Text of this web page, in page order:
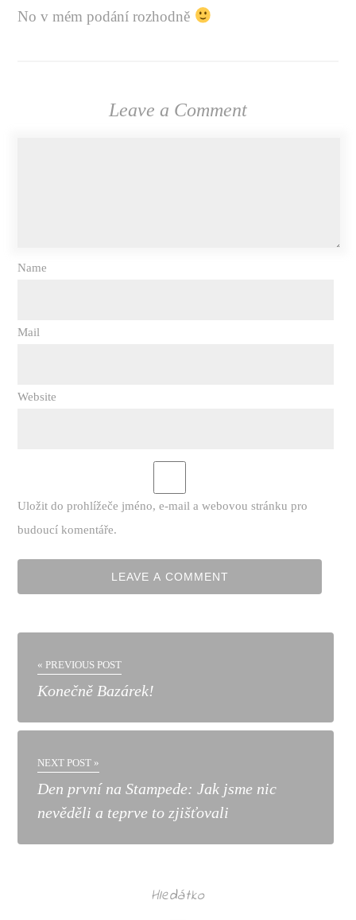
No v mém podání rozhodně
Leave a Comment
Name
Mail
Website
Uložit do prohlížeče jméno, e-mail a webovou stránku pro
budoucí komentáře.
« PREVIOUS POST
Konečně Bazárek!
NEXT POST »
Den první na Stampede: Jak jsme nic
nevěděli a teprve to zjišťovali
Hledátko